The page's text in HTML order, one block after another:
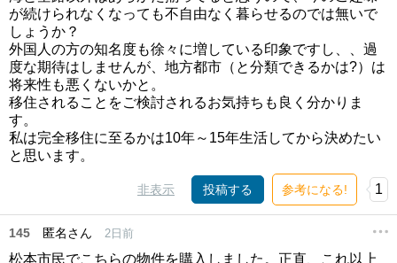
が続けられなくなっても不自由なく暮らせるのでは無いで
しょうか？
外国人の方の知名度も徐々に増している印象ですし、、過
度な期待はしませんが、地方都市（と分類できるかは?）は
将来性も悪くないかと。
移住されることをご検討されるお気持ちも良く分かりま
す。
私は完全移住に至るかは10年～15年生活してから決めたい
と思います。
非表示 投稿する 参考になる! 1
145 匿名さん 2日前
松本市民でこちらの物件を購入しました。正直、これ以上